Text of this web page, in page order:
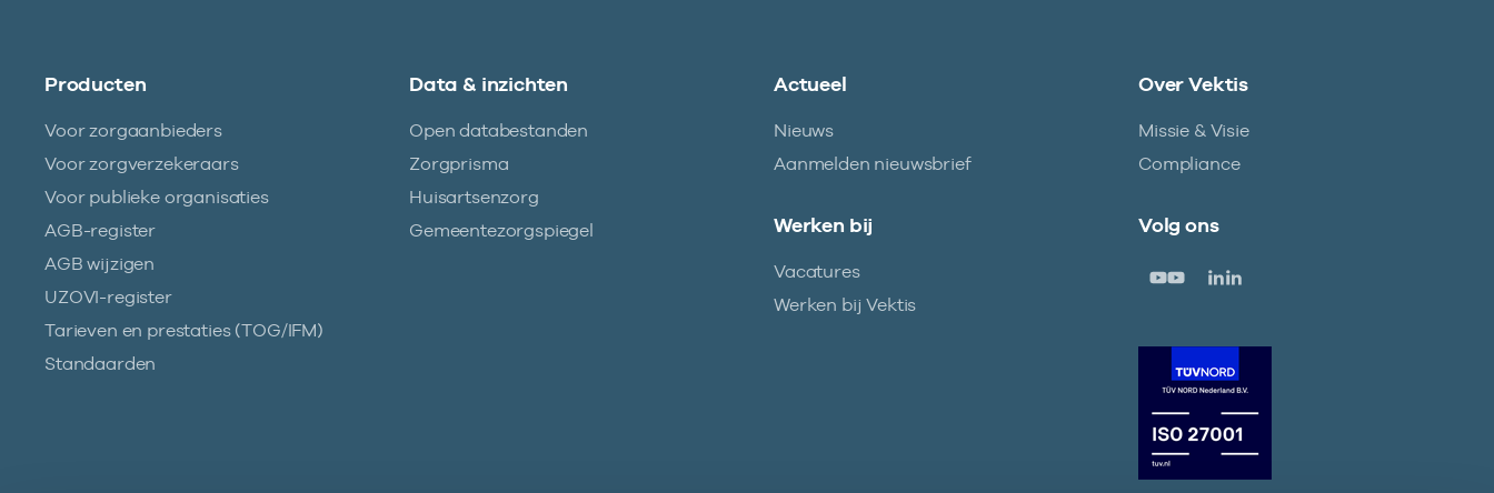
Producten
Voor zorgaanbieders
Voor zorgverzekeraars
Voor publieke organisaties
AGB-register
AGB wijzigen
UZOVI-register
Tarieven en prestaties (TOG/IFM)
Standaarden
Data & inzichten
Open databestanden
Zorgprisma
Huisartsenzorg
Gemeentezorgspiegel
Actueel
Nieuws
Aanmelden nieuwsbrief
Over Vektis
Missie & Visie
Compliance
Werken bij
Vacatures
Werken bij Vektis
Volg ons